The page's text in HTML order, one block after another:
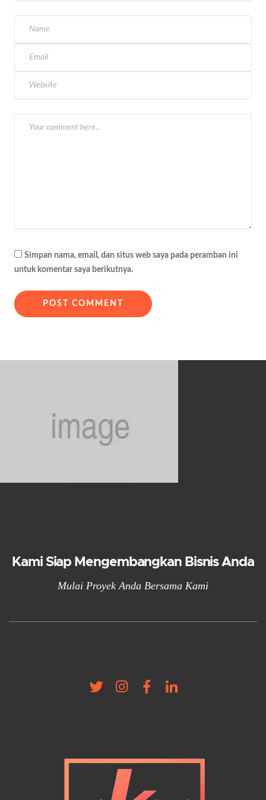
s
p
Simpan nama, email, dan situs web saya pada peramban ini
untuk komentar saya berikutnya.
Kami Siap Mengembangkan Bisnis Anda
Mulai Proyek Anda Bersama Kami